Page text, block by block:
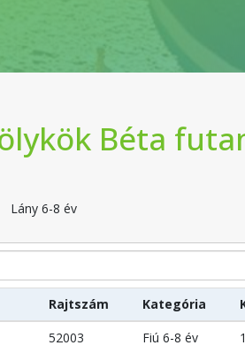
Béta
Lány 6-8 év
Rajtszám Kategória
52003 Fiú 6-8 év 1